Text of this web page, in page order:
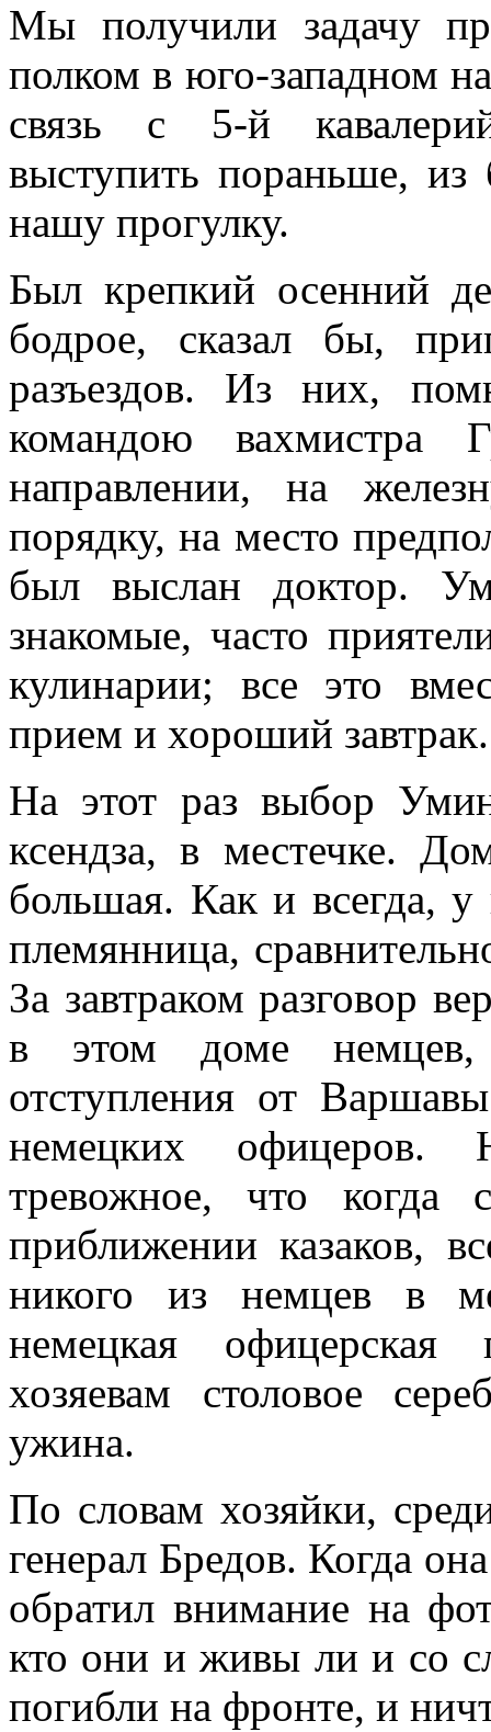
Мы получили задачу
полком в юго-западном
связь с 5-й
выступить пораньше,
нашу прогулку.
Был крепкий осенний
бодрое, сказал бы,
разъездов. Из них,
командою вахмистра
направлении, на
порядку, на место
был выслан доктор.
знакомые, часто
ку­линарии; все это
прием и хороший завтрак.
На этот раз выбор
ксендза, в местечке.
большая. Как и всегда, у
племянница,
За зав­траком разговор
в этом доме
отступления от
немецких офицеров.
тревожное, что когда
приближении казаков,
никого из немцев в
немецкая офицер­ская
хозяевам сто­ловое
ужина.
По словам хозяйки,
генерал Бредов. Когда
обратил внимание на
кто они и живы ли и со
по­гибли на фронте, и